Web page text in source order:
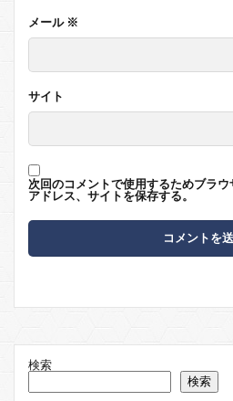
メール ※
サイト
次回のコメントで使用するためブラ
アドレス、サイトを保存する。
検索
検索